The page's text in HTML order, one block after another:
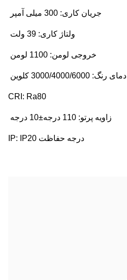
جریان کاری: 300 میلی آمپر
ولتاژ کاری: 39 ولت
خروجی لومن: 1100 لومن
دمای رنگ: 3000/4000/6000 کلوین
CRI: Ra80
زاویه پرتو: 110 درجه±10 درجه
درجه حفاظت IP: IP20